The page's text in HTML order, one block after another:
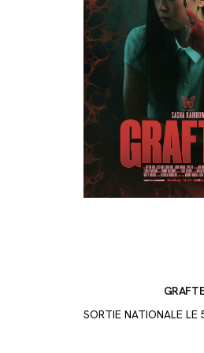
SORTIE NATIONALE LE